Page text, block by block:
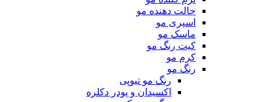
حالت دهنده مو
اسپری مو
ماسک مو
کیت رنگ مو
کرم مو
رنگ مو
رنگ مو تیوپی
اکسیدان و پودر دکلره